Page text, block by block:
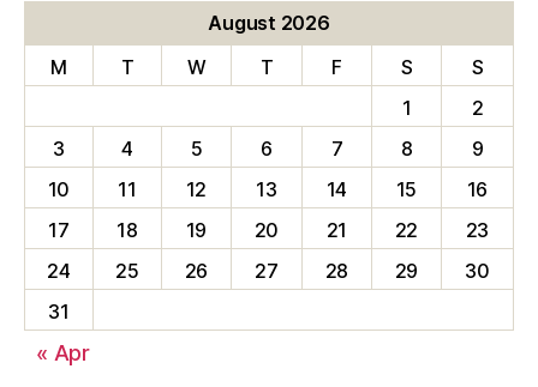
August 2026
M
T W T F S
S
1
2
3
4 5 6 7 8
9
10
11 12 13 14 15
16
17
18 19 20 21 22
23
24
25 26 27 28 29
30
31
« Apr